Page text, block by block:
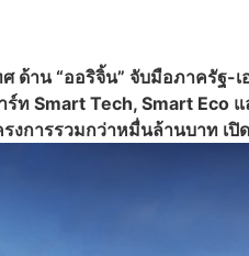
ด้าน “ออริจิ้น” จับมือภาครั
ท Smart Tech, Smart
ารรวมกว่าหมื่นล้านบาท เปิ